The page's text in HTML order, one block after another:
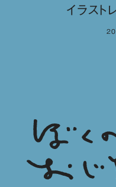
イラスト